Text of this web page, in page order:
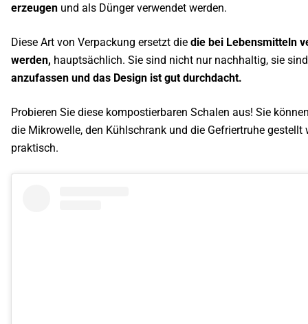
erzeugen und als Dünger verwendet werden.
Diese Art von Verpackung ersetzt die die bei Lebensmitteln
werden, hauptsächlich. Sie sind nicht nur nachhaltig, sie
anzufassen und das Design ist gut durchdacht.
Probieren Sie diese kompostierbaren Schalen aus! Sie
die Mikrowelle, den Kühlschrank und die Gefriertruhe gestellt
praktisch.